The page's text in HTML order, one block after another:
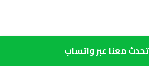
تحدث معنا عبر واتساب